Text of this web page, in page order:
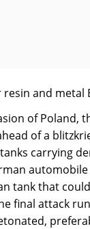
resin and
of Poland,
of a
carrying
tank that
final attack